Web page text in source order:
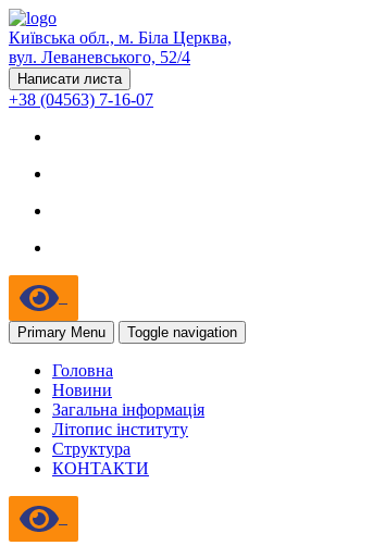
Київська обл., м. Біла Церква,
вул. Леваневського, 52/4
Написати листа
+38 (04563) 7-16-07
Primary Menu Toggle navigation
Головна
Новини
Загальна інформація
Літопис інституту
Структура
КОНТАКТИ